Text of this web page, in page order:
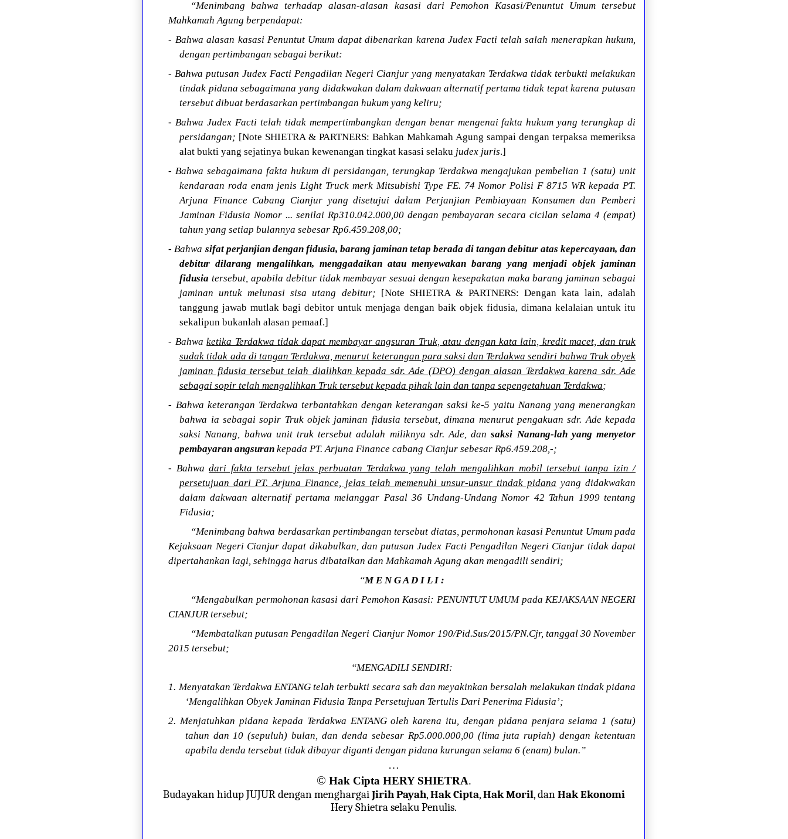
“Menimbang bahwa terhadap alasan-alasan kasasi dari Pemohon Kasasi/Penuntut Umum tersebut
Mahkamah Agung berpendapat:
- Bahwa alasan kasasi Penuntut Umum dapat dibenarkan karena Judex Facti telah salah menerapkan hukum,
dengan pertimbangan sebagai berikut:
- Bahwa putusan Judex Facti Pengadilan Negeri Cianjur yang menyatakan Terdakwa tidak terbukti melakukan
tindak pidana sebagaimana yang didakwakan dalam dakwaan alternatif pertama tidak tepat karena putusan
tersebut dibuat berdasarkan pertimbangan hukum yang keliru;
- Bahwa Judex Facti telah tidak mempertimbangkan dengan benar mengenai fakta hukum yang terungkap di
persidangan; [Note SHIETRA & PARTNERS: Bahkan Mahkamah Agung sampai dengan terpaksa memeriksa
alat bukti yang sejatinya bukan kewenangan tingkat kasasi selaku judex juris.]
- Bahwa sebagaimana fakta hukum di persidangan, terungkap Terdakwa mengajukan pembelian 1 (satu) unit
kendaraan roda enam jenis Light Truck merk Mitsubishi Type FE. 74 Nomor Polisi F 8715 WR kepada PT.
Arjuna Finance Cabang Cianjur yang disetujui dalam Perjanjian Pembiayaan Konsumen dan Pemberi
Jaminan Fidusia Nomor ... senilai Rp310.042.000,00 dengan pembayaran secara cicilan selama 4 (empat)
tahun yang setiap bulannya sebesar Rp6.459.208,00;
- Bahwa sifat perjanjian dengan fidusia, barang jaminan tetap berada di tangan debitur atas kepercayaan, dan
debitur dilarang mengalihkan, menggadaikan atau menyewakan barang yang menjadi objek jaminan
fidusia tersebut, apabila debitur tidak membayar sesuai dengan kesepakatan maka barang jaminan sebagai
jaminan untuk melunasi sisa utang debitur; [Note SHIETRA & PARTNERS: Dengan kata lain, adalah
tanggung jawab mutlak bagi debitor untuk menjaga dengan baik objek fidusia, dimana kelalaian untuk itu
sekalipun bukanlah alasan pemaaf.]
- Bahwaketika Terdakwa tidak dapat membayar angsuran Truk, atau dengan kata lain, kredit macet, dan truk
sudak tidak ada di tangan Terdakwa, menurut keterangan para saksi dan Terdakwa sendiri bahwa Truk obyek
jaminan fidusia tersebut telah dialihkan kepada sdr. Ade (DPO) dengan alasan Terdakwa karena sdr. Ade
sebagai sopir telah mengalihkan Truk tersebut kepada pihak lain dan tanpa sepengetahuan Terdakwa;
- Bahwa keterangan Terdakwa terbantahkan dengan keterangan saksi ke-5 yaitu Nanang yang menerangkan
bahwa ia sebagai sopir Truk objek jaminan fidusia tersebut, dimana menurut pengakuan sdr. Ade kepada
saksi Nanang, bahwa unit truk tersebut adalah miliknya sdr. Ade, dansaksi Nanang-lah yang menyetor
pembayaran angsuran kepada PT. Arjuna Finance cabang Cianjur sebesar Rp6.459.208,-;
- Bahwadari fakta tersebut jelas perbuatan Terdakwa yang telah mengalihkan mobil tersebut tanpa izin /
persetujuan dari PT. Arjuna Finance, jelas telah memenuhi unsur-unsur tindak pidana yang didakwakan
dalam dakwaan alternatif pertama melanggar Pasal 36 Undang-Undang Nomor 42 Tahun 1999 tentang
Fidusia;
“Menimbang bahwa berdasarkan pertimbangan tersebut diatas, permohonan kasasi Penuntut Umum pada
Kejaksaan Negeri Cianjur dapat dikabulkan, dan putusan Judex Facti Pengadilan Negeri Cianjur tidak dapat
dipertahankan lagi, sehingga harus dibatalkan dan Mahkamah Agung akan mengadili sendiri;
“M E N G A D I L I :
“Mengabulkan permohonan kasasi dari Pemohon Kasasi: PENUNTUT UMUM pada KEJAKSAAN NEGERI
CIANJUR tersebut;
“Membatalkan putusan Pengadilan Negeri Cianjur Nomor 190/Pid.Sus/2015/PN.Cjr, tanggal 30 November
2015 tersebut;
“MENGADILI SENDIRI:
1. Menyatakan Terdakwa ENTANG telah terbukti secara sah dan meyakinkan bersalah melakukan tindak pidana
‘Mengalihkan Obyek Jaminan Fidusia Tanpa Persetujuan Tertulis Dari Penerima Fidusia’;
2. Menjatuhkan pidana kepada Terdakwa ENTANG oleh karena itu, dengan pidana penjara selama 1 (satu)
tahun dan 10 (sepuluh) bulan, dan denda sebesar Rp5.000.000,00 (lima juta rupiah) dengan ketentuan
apabila denda tersebut tidak dibayar diganti dengan pidana kurungan selama 6 (enam) bulan.”
…
© Hak Cipta HERY SHIETRA.
Budayakan hidup JUJUR dengan menghargaiJirih Payah,Hak Cipta,Hak Moril, danHak Ekonomi
Hery Shietra selaku Penulis.